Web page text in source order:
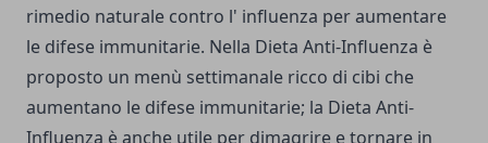
rimedio naturale contro l' influenza per aumentare
le difese immunitarie. Nella Dieta Anti-Influenza è
proposto un menù settimanale ricco di cibi che
aumentano le difese immunitarie; la Dieta Anti-
Influenza è anche utile per dimagrire e tornare in